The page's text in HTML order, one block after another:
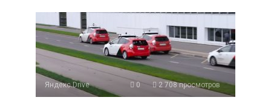
Яндекс.Drive 0 2 708 просмотров